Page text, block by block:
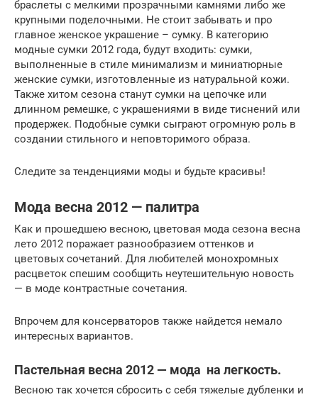
браслеты с мелкими прозрачными камнями либо же
крупными поделочными. Не стоит забывать и про
главное женское украшение – сумку. В категорию
модные сумки 2012 года, будут входить: сумки,
выполненные в стиле минимализм и миниатюрные
женские сумки, изготовленные из натуральной кожи.
Также хитом сезона станут сумки на цепочке или
длинном ремешке, с украшениями в виде тиснений или
продержек. Подобные сумки сыграют огромную роль в
создании стильного и неповторимого образа.
Следите за тенденциями моды и будьте красивы!
Мода весна 2012 — палитра
Как и прошедшею весною, цветовая мода сезона весна
лето 2012 поражает разнообразием оттенков и
цветовых сочетаний. Для любителей монохромных
расцветок спешим сообщить неутешительную новость
— в моде контрастные сочетания.
Впрочем для консерваторов также найдется немало
интересных вариантов.
Пастельная весна 2012 — мода на легкость.
Весною так хочется сбросить с себя тяжелые дубленки и